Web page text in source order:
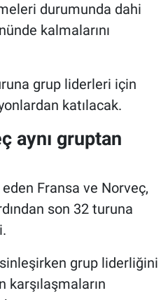
durumunda dahi
kalmalarını
grup liderleri için
katılacak.
aynı gruptan
Fransa ve Norveç,
son 32 turuna
grup liderliğini
karşılaşmaların